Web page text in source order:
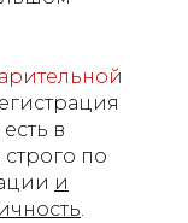
в
по
и
.